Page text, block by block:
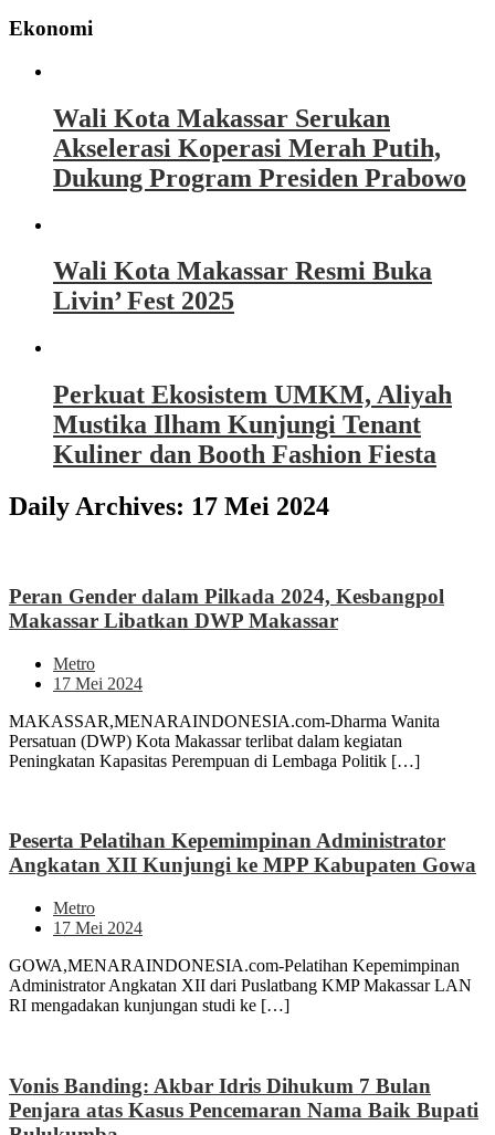
Ekonomi
Wali Kota Makassar Serukan
Akselerasi Koperasi Merah Putih,
Dukung Program Presiden Prabowo
Wali Kota Makassar Resmi Buka
Livin’ Fest 2025
Perkuat Ekosistem UMKM, Aliyah
Mustika Ilham Kunjungi Tenant
Kuliner dan Booth Fashion Fiesta
Daily Archives: 17 Mei 2024
Peran Gender dalam Pilkada 2024, Kesbangpol
Makassar Libatkan DWP Makassar
Metro
17 Mei 2024
MAKASSAR,MENARAINDONESIA.com-Dharma Wanita
Persatuan (DWP) Kota Makassar terlibat dalam kegiatan
Peningkatan Kapasitas Perempuan di Lembaga Politik […]
Peserta Pelatihan Kepemimpinan Administrator
Angkatan XII Kunjungi ke MPP Kabupaten Gowa
Metro
17 Mei 2024
GOWA,MENARAINDONESIA.com-Pelatihan Kepemimpinan
Administrator Angkatan XII dari Puslatbang KMP Makassar LAN
RI mengadakan kunjungan studi ke […]
Vonis Banding: Akbar Idris Dihukum 7 Bulan
Penjara atas Kasus Pencemaran Nama Baik Bupati